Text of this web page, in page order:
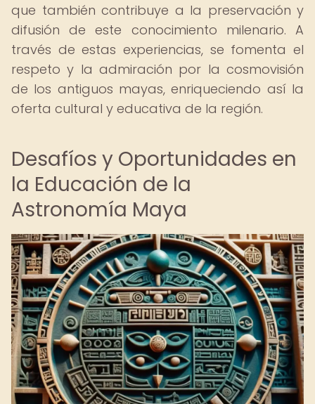
que también contribuye a la preservación y
difusión de este conocimiento milenario. A
través de estas experiencias, se fomenta el
respeto y la admiración por la cosmovisión
de los antiguos mayas, enriqueciendo así la
oferta cultural y educativa de la región.
Desafíos y Oportunidades en
la Educación de la
Astronomía Maya